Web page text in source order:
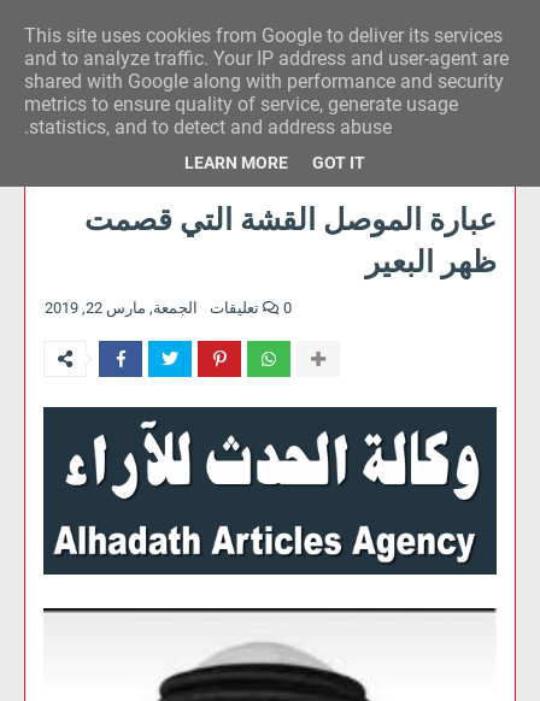
وكالة الحدث للآراء
عبارة الموصل القشة التي قصمت
ظهر البعير
الجمعة, مارس 22, 2019 0 تعليقات
This site uses cookies from Google to deliver its services
and to analyze traffic. Your IP address and user-agent are
shared with Google along with performance and security
metrics to ensure quality of service, generate usage
statistics, and to detect and address abuse.
LEARN MORE GOT IT